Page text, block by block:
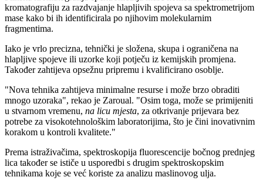
kromatografiju za razdvajanje hlapljivih spojeva sa spektrometrijom
mase kako bi ih identificirala po njihovim molekularnim
fragmentima.
Iako je vrlo precizna, tehnički je složena, skupa i ograničena na
hlapljive spojeve ili uzorke koji potječu iz kemijskih promjena.
Također zahtijeva opsežnu pripremu i kvalificirano osoblje.
"Nova tehnika zahtijeva minimalne resurse i može brzo obraditi
mnogo uzoraka", rekao je Zaroual. "Osim toga, može se primijeniti
u stvarnom vremenu, na licu mjesta, za otkrivanje prijevara bez
potrebe za visokotehnološkim laboratorijima, što je čini inovativnim
korakom u kontroli kvalitete."
Prema istraživačima, spektroskopija fluorescencije bočnog prednjeg
lica također se ističe u usporedbi s drugim spektroskopskim
tehnikama koje se već koriste za analizu maslinovog ulja.